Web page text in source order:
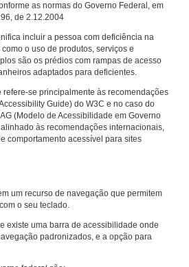
as normas do Governo Federal, em
de 2.12.2004
incluir a pessoa com deficiência na
o uso de produtos, serviços e
são os prédios com rampas de acesso
adaptados para deficientes.
refere-se principalmente às recomendações
Guide) do W3C e no caso do
(Modelo de Acessibilidade em Governo
às recomendações internacionais,
comportamento acessível para sites
um recurso de navegação que permitem
o seu teclado.
existe uma barra de acessibilidade onde
padronizados, e a opção para